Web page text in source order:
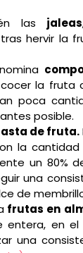
las jaleas
hervir la
la fruta
poca
posible.
de fruta.
la cantidad
un 80%
una
de
frutas en
entera, en el
una